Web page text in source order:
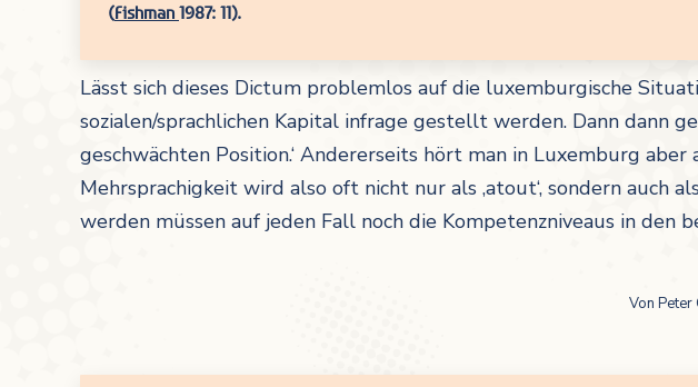
(Fishman 1987: 11).
Lässt sich dieses Dictum problemlos auf die luxemburgische
sozialen/sprachlichen Kapital infrage gestellt werden. Dann dann
geschwächten Position.‘ Andererseits hört man in Luxemburg
Mehrsprachigkeit wird also oft nicht nur als ‚atout‘, sondern auch
werden müssen auf jeden Fall noch die Kompetenzniveaus in den
Von Peter